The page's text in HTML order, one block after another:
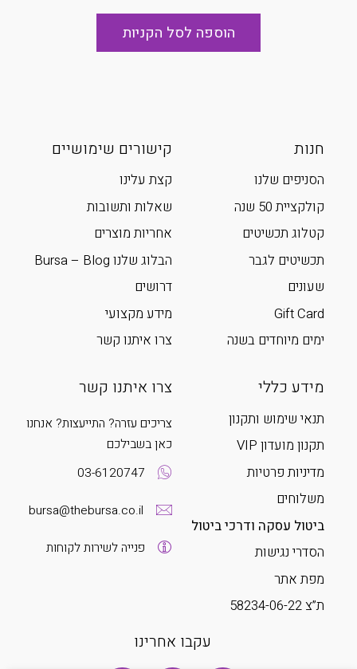
הוספה לסל הקניות
חנות
הסניפים שלנו
קולקציית 50 שנה
קטלוג תכשיטים
תכשיטים לגבר
שעונים
Gift Card
ימים מיוחדים בשנה
קישורים שימושיים
קצת עלינו
שאלות ותשובות
אחריות מוצרים
הבלוג שלנו Bursa – Blog
דרושים
מידע מקצועי
צרו איתנו קשר
מידע כללי
תנאי שימוש ותקנון
תקנון מועדון VIP
מדיניות פרטיות
משלוחים
ביטול עסקה ודרכי ביטול
הסדרי נגישות
מפת אתר
ת”צ 58234-06-22
צרו איתנו קשר
צריכים עזרה? התייעצות? אנחנו
כאן בשבילכם
03-6120747
bursa@thebursa.co.il
פנייה לשירות לקוחות
עקבו אחרינו